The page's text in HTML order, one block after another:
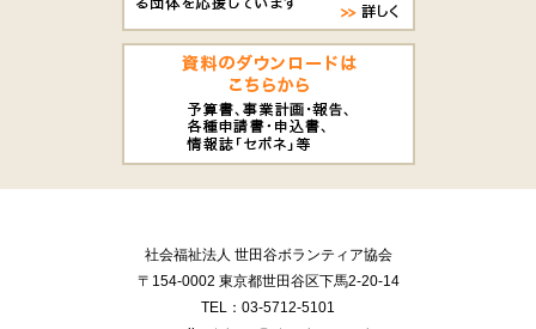
社会福祉法人 世田谷ボランティア協会
〒154-0002 東京都世田谷区下馬2-20-14
TEL：03-5712-5101